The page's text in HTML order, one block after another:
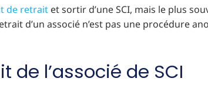
de retrait et sortir d’une SCI, mais le plus
d’un associé n’est pas une procédure
de l’associé de SCI